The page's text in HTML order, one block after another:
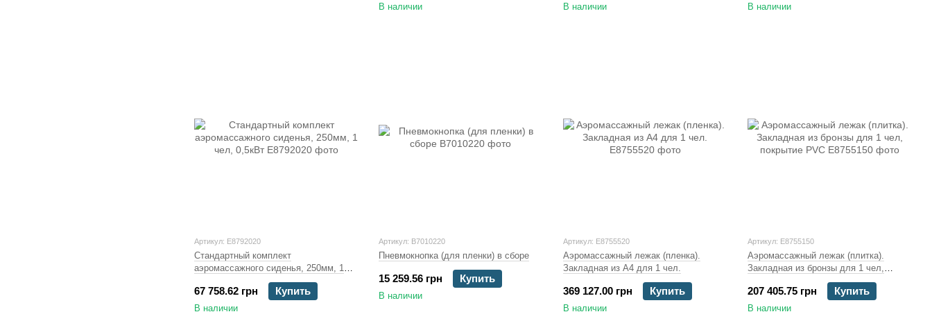
В наличии В наличии В наличии
Артикул: E8792020
Стандартный комплект
аэромассажного сиденья, 250мм, 1
67 758.62 грн Купить
В наличии
Артикул: B7010220
Пневмокнопка (для пленки) в сборе
15 259.56 грн Купить
В наличии
Артикул: E8755520
Аэромассажный лежак (пленка).
Закладная из А4 для 1 чел.
369 127.00 грн Купить
В наличии
Артикул: E8755150
Аэромассажный лежак (плитка).
Закладная из бронзы для 1 чел,
207 405.75 грн Купить
В наличии